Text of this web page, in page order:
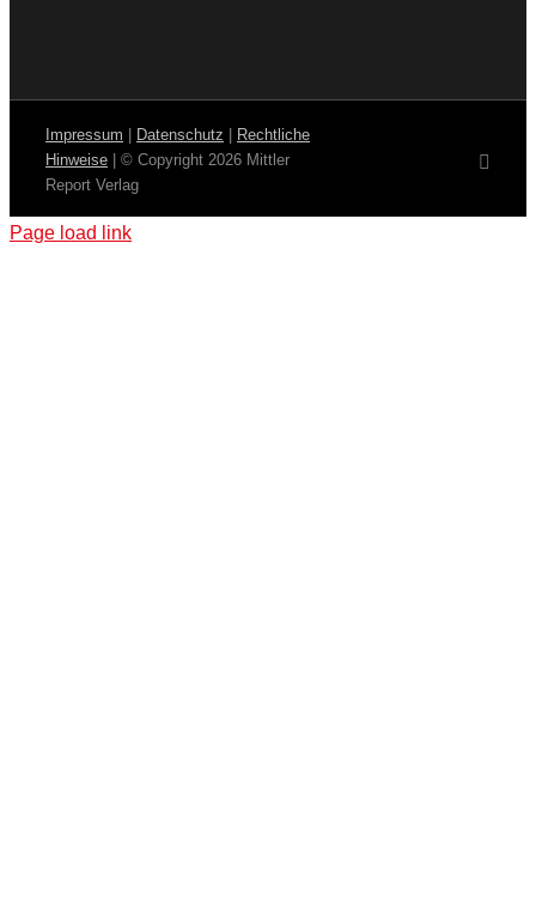
Impressum Datenschutz
Rechtliche
Hinweise | © Copyright 2026 Mittler
Report Verlag
Page load link